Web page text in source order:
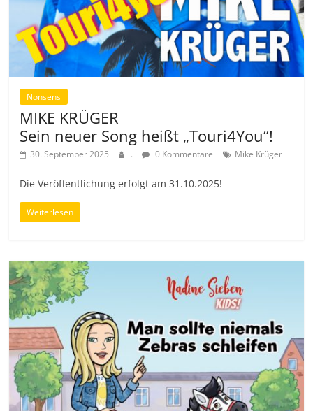
Nonsens
MIKE KRÜGER
Sein neuer Song heißt „Touri4You“!
30. September 2025 . 0 Kommentare Mike Krüger
Die Veröffentlichung erfolgt am 31.10.2025!
Weiterlesen